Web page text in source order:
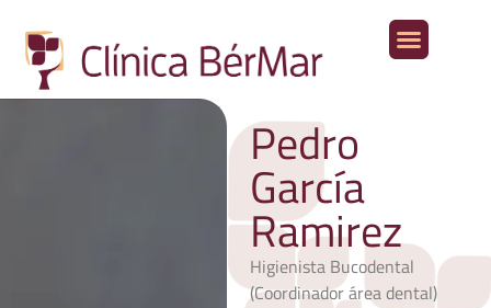
Pedro
García
Ramirez
Higienista Bucodental
(Coordinador área dental)